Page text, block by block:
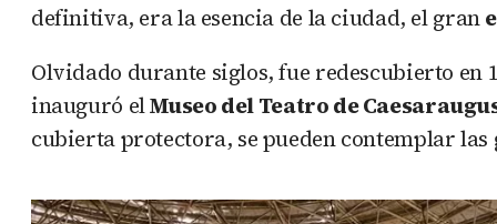
definitiva, era la esencia de la ciudad, el gran
Olvidado durante siglos, fue redescubierto en
inauguró elMuseo del Teatro de
cubierta protectora, se pueden contemplar las